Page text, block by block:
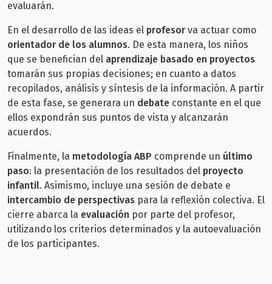
evaluarán.
En el desarrollo de las ideas el profesor va actuar como
orientador de los alumnos. De esta manera, los niños
que se benefician del aprendizaje basado en proyectos
tomarán sus propias decisiones; en cuanto a datos
recopilados, análisis y síntesis de la información. A partir
de esta fase, se generara un debate constante en el que
ellos expondrán sus puntos de vista y alcanzarán
acuerdos.
Finalmente, la metodología ABP comprende un último
paso: la presentación de los resultados del proyecto
infantil. Asimismo, incluye una sesión de debate e
intercambio de perspectivas para la reflexión colectiva. El
cierre abarca la evaluación por parte del profesor,
utilizando los criterios determinados y la autoevaluación
de los participantes.